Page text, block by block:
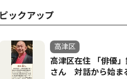
ピックアップ
高津区
高津区在住 「俳優
さん 対話から始ま